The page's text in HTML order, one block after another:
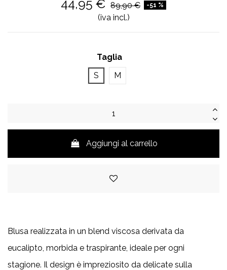
44,95 € 89,90 € -51 %
(iva incl.)
Taglia
S
M
Aggiungi al carrello
Blusa realizzata in un blend viscosa derivata da
eucalipto, morbida e traspirante, ideale per ogni
stagione. Il design è impreziosito da delicate sulla